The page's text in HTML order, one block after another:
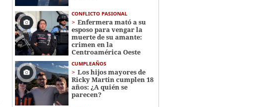
CONFLICTO PASIONAL
Enfermera mató a su
esposo para vengar la
muerte de su amante:
crimen en la
Centroamérica Oeste
CUMPLEAÑOS
Los hijos mayores de
Ricky Martin cumplen 18
años: ¿A quién se
parecen?